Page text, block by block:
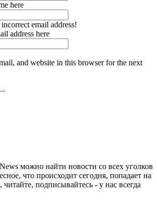
here
email address!
address here
and website in this browser for the next
можно найти новости со всех уголков
что происходит сегодня, попадает на
читайте, подписывайтесь - у нас всегда